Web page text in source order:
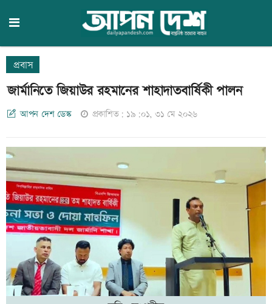
প্রবাস
জার্মানিতে জিয়াউর রহমানের শাহাদাতবার্ষিকী পালন
আপন দেশ ডেস্ক প্রকাশিত: ১৯:০১, ৩১ মে ২০২৬